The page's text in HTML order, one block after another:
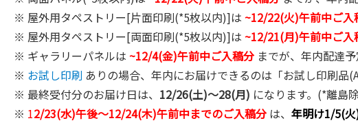
※ 屋外用タペストリー[片面印刷(*5枚以内)]は ~12/22(火)午前中ご入
※ 屋外用タペストリー[両面印刷(*5枚以内)]は ~12/21(月)午前中ご入
※ ギャラリーパネルは ~12/4(金)午前中ご入稿分 までが、年内配達予
※ お試し印刷 ありの場合、年内にお届けできるのは「お試し印刷品
※ 最終受付分のお届け日は、 12/26(土)～28(月) になります。(*離島
※ 12/23(水)午後～12/24(木)午前中までのご入稿分 は、 年明け1/5(